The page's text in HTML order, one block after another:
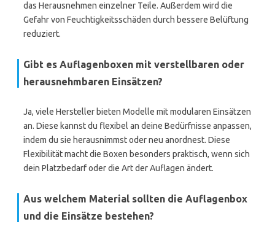
das Herausnehmen einzelner Teile. Außerdem wird die
Gefahr von Feuchtigkeitsschäden durch bessere Belüftung
reduziert.
Gibt es Auflagenboxen mit verstellbaren oder
herausnehmbaren Einsätzen?
Ja, viele Hersteller bieten Modelle mit modularen Einsätzen
an. Diese kannst du flexibel an deine Bedürfnisse anpassen,
indem du sie herausnimmst oder neu anordnest. Diese
Flexibilität macht die Boxen besonders praktisch, wenn sich
dein Platzbedarf oder die Art der Auflagen ändert.
Aus welchem Material sollten die Auflagenbox
und die Einsätze bestehen?